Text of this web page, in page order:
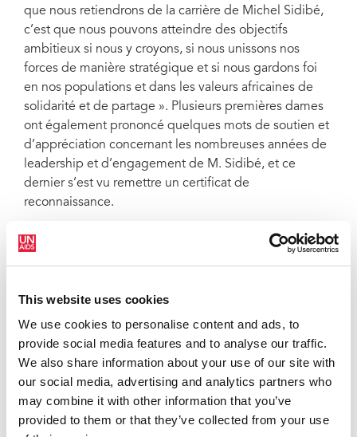
This website uses cookies
We use cookies to personalise content and ads, to
provide social media features and to analyse our traffic.
We also share information about your use of our site with
our social media, advertising and analytics partners who
may combine it with other information that you’ve
provided to them or that they’ve collected from your use
que nous retiendrons de la carrière de Michel Sidibé,
c’est que nous pouvons atteindre des objectifs
ambitieux si nous y croyons, si nous unissons nos
forces de manière stratégique et si nous gardons foi
en nos populations et dans les valeurs africaines de
solidarité et de partage ». Plusieurs premières dames
ont également prononcé quelques mots de soutien et
d’appréciation concernant les nombreuses années de
leadership et d’engagement de M. Sidibé, et ce
dernier s’est vu remettre un certificat de
reconnaissance.
« L’ONUSIDA travaille main dans la main avec
l’Organisation des Premières dames d’Afrique contre
invite toutes à rester engagées pour en finir avec le
sida, car ensemble nous pouvons garantir un avenir
meilleur à nos enfants et nos jeunes, et une génération
sans sida », a déclaré M. Sidibé.
Les premières dames se sont engagées à poursuivre